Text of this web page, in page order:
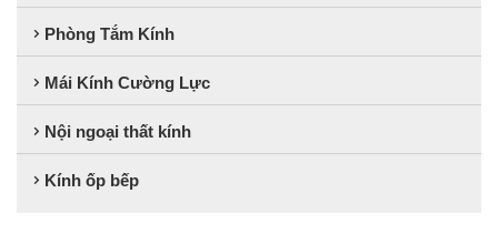
Phòng Tắm Kính
Mái Kính Cường Lực
Nội ngoại thất kính
Kính ốp bếp